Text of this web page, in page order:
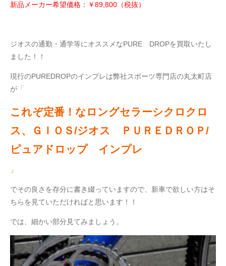
新品メーカー希望価格：￥89,800（税抜）
ジオスの通勤・通学等にオススメなPURE DROPを買取いたし
ました！！
現行のPUREDROPのインプレは弊社スポーツ専門店の丸太町店
が 「
これぞ定番！なロングセラーシクロクロ
ス、ＧＩＯＳ/ジオス ＰＵＲＥＤＲＯＰ/
ピュアドロップ インプレ
」
でその良さを存分に書き綴っていますので、新車で欲しい方はそ
ちらを見ていただければと思います！！
では、細かい部分見てみましょう。